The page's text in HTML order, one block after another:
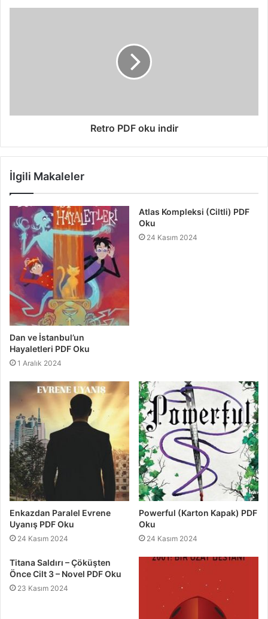
Retro PDF oku indir
İlgili Makaleler
Dan ve İstanbul’un
Hayaletleri PDF Oku
1 Aralık 2024
Atlas Kompleksi (Ciltli) PDF
Oku
24 Kasım 2024
Enkazdan Paralel Evrene
Uyanış PDF Oku
24 Kasım 2024
Powerful (Karton Kapak) PDF
Oku
24 Kasım 2024
Titana Saldırı – Çöküşten
Önce Cilt 3 – Novel PDF Oku
23 Kasım 2024